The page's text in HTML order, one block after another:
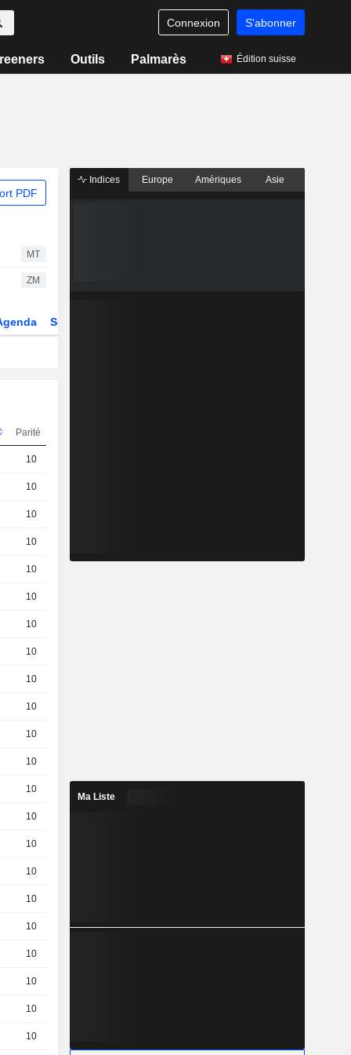
Connexion S'abonner
Outils Palmarès Édition suisse
PDF
MT
ZM
Secteur
Parité
10
10
10
10
10
10
10
10
10
10
10
10
10
10
10
10
10
10 10,16EUR
10
10
10
10
Indices Europe Amériques Asie
Ma Liste